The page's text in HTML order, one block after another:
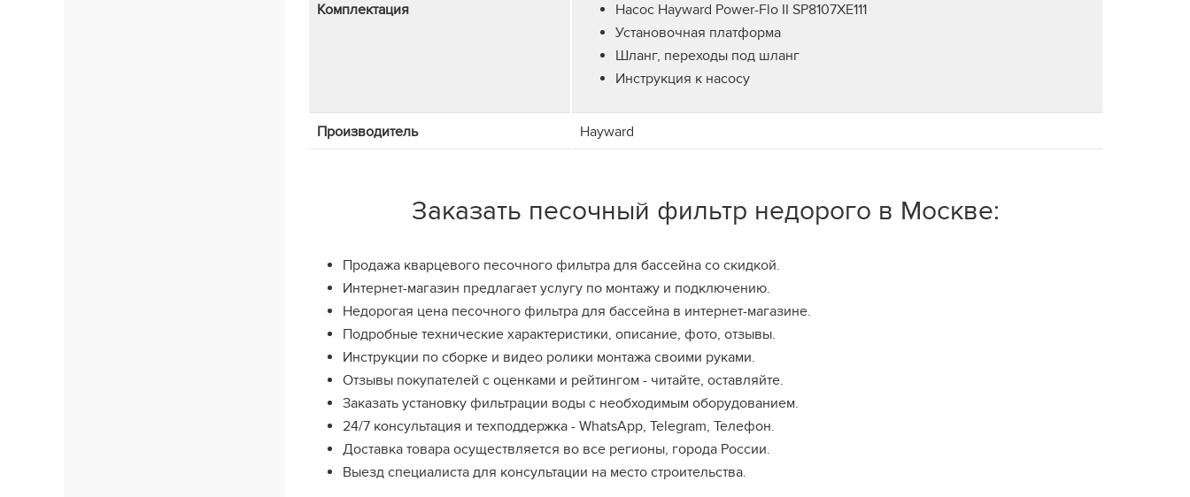
Комплектация
Насос Hayward Power-Flo II SP8107XE111
Установочная платформа
Шланг, переходы под шланг
Инструкция к насосу
Производитель Hayward
Заказать песочный фильтр недорого в Москве:
Продажа кварцевого песочного фильтра для бассейна со скидкой.
Интернет-магазин предлагает услугу по монтажу и подключению.
Недорогая цена песочного фильтра для бассейна в интернет-магазине.
Подробные технические характеристики, описание, фото, отзывы.
Инструкции по сборке и видео ролики монтажа своими руками.
Отзывы покупателей с оценками и рейтингом - читайте, оставляйте.
Заказать установку фильтрации воды с необходимым оборудованием.
24/7 консультация и техподдержка - WhatsApp, Telegram, Телефон.
Доставка товара осуществляется во все регионы, города России.
Выезд специалиста для консультации на место строительства.